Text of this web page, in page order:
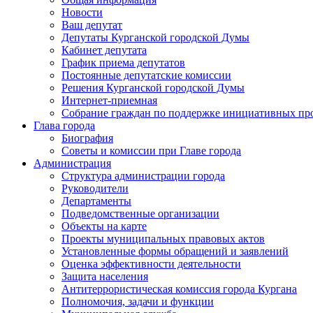
Новости
Ваш депутат
Депутаты Курганской городской Думы
Кабинет депутата
График приема депутатов
Постоянные депутатские комиссии
Решения Курганской городской Думы
Интернет-приемная
Собрание граждан по поддержке инициативных
Глава города
Биография
Советы и комиссии при Главе города
Администрация
Структура администрации города
Руководители
Департаменты
Подведомственные организации
Объекты на карте
Проекты муниципальных правовых актов
Установленные формы обращений и заявлений
Оценка эффективности деятельности
Защита населения
Антитеррористическая комиссия города Кургана
Полномочия, задачи и функции